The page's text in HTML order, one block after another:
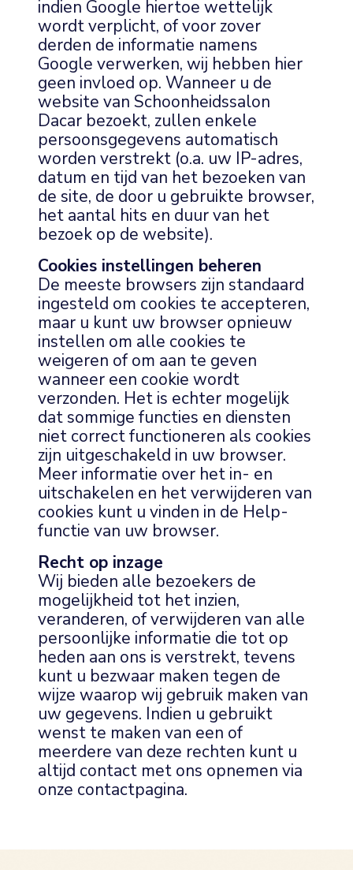
indien Google hiertoe wettelijk
wordt verplicht, of voor zover
derden de informatie namens
Google verwerken, wij hebben hier
geen invloed op. Wanneer u de
website van Schoonheidssalon
Dacar bezoekt, zullen enkele
persoonsgegevens automatisch
worden verstrekt (o.a. uw IP-adres,
datum en tijd van het bezoeken van
de site, de door u gebruikte browser,
het aantal hits en duur van het
bezoek op de website).
Cookies instellingen beheren
De meeste browsers zijn standaard
ingesteld om cookies te accepteren,
maar u kunt uw browser opnieuw
instellen om alle cookies te
weigeren of om aan te geven
wanneer een cookie wordt
verzonden. Het is echter mogelijk
dat sommige functies en diensten
niet correct functioneren als cookies
zijn uitgeschakeld in uw browser.
Meer informatie over het in- en
uitschakelen en het verwijderen van
cookies kunt u vinden in de Help-
functie van uw browser.
Recht op inzage
Wij bieden alle bezoekers de
mogelijkheid tot het inzien,
veranderen, of verwijderen van alle
persoonlijke informatie die tot op
heden aan ons is verstrekt, tevens
kunt u bezwaar maken tegen de
wijze waarop wij gebruik maken van
uw gegevens. Indien u gebruikt
wenst te maken van een of
meerdere van deze rechten kunt u
altijd contact met ons opnemen via
onze contactpagina.